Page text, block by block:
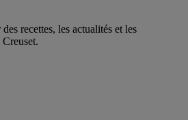
recettes, les actualités et les